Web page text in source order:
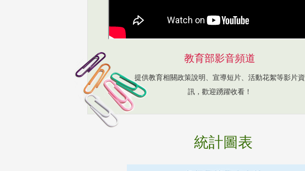
教育部影音頻道
提供教育相關政策說明、宣導短片、活動花絮等影片資
訊，歡迎踴躍收看！
統計圖表